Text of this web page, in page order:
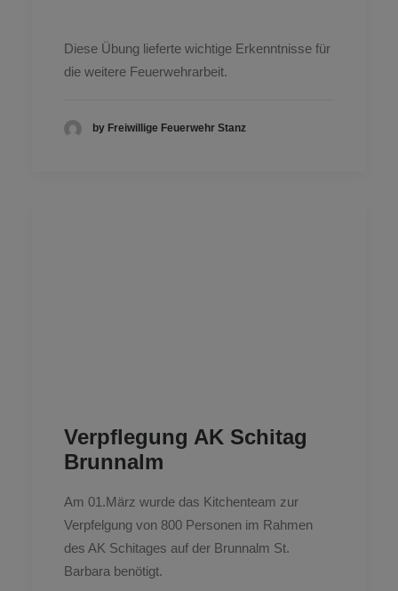
Diese Übung lieferte wichtige Erkenntnisse für
die weitere Feuerwehrarbeit.
by Freiwillige Feuerwehr Stanz
Verpflegung AK Schitag
Brunnalm
Am 01.März wurde das Kitchenteam zur
Verpfelgung von 800 Personen im Rahmen
des AK Schitages auf der Brunnalm St.
Barbara benötigt.